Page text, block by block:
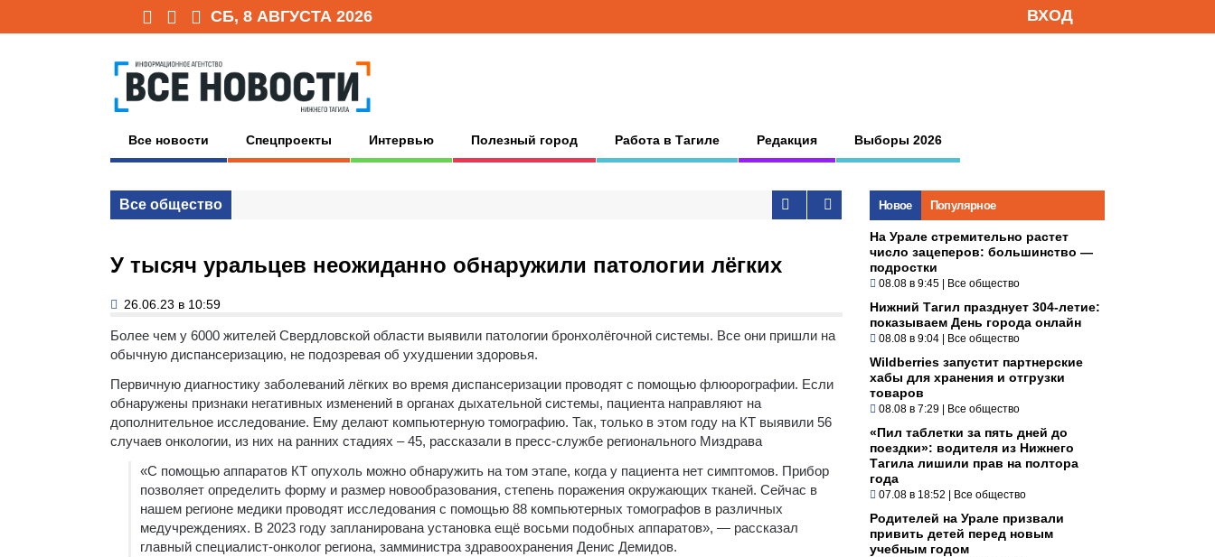
СБ, 8 АВГУСТА 2026 ВХОД
Все новости Спецпроекты Интервью Полезный город Работа в Тагиле Редакция Выборы 2026
Все общество
У тысяч уральцев неожиданно обнаружили патологии лёгких
26.06.23 в 10:59
Более чем у 6000 жителей Свердловской области выявили патологии бронхолёгочной системы. Все они пришли на
обычную диспансеризацию, не подозревая об ухудшении здоровья.
Первичную диагностику заболеваний лёгких во время диспансеризации проводят с помощью флюорографии. Если
обнаружены признаки негативных изменений в органах дыхательной системы, пациента направляют на
дополнительное исследование. Ему делают компьютерную томографию. Так, только в этом году на КТ выявили 56
случаев онкологии, из них на ранних стадиях – 45, рассказали в пресс-службе регионального Миздрава
«С помощью аппаратов КТ опухоль можно обнаружить на том этапе, когда у пациента нет симптомов. Прибор
позволяет определить форму и размер новообразования, степень поражения окружающих тканей. Сейчас в
нашем регионе медики проводят исследования с помощью 88 компьютерных томографов в различных
медучреждениях. В 2023 году запланирована установка ещё восьми подобных аппаратов», — рассказал
главный специалист-онколог региона, замминистра здравоохранения Денис Демидов.
Новое Популярное
На Урале стремительно растет
число зацеперов: большинство —
подростки
08.08 в 9:45 | Все общество
Нижний Тагил празднует 304-летие:
показываем День города онлайн
08.08 в 9:04 | Все общество
Wildberries запустит партнерские
хабы для хранения и отгрузки
товаров
08.08 в 7:29 | Все общество
«Пил таблетки за пять дней до
поездки»: водителя из Нижнего
Тагила лишили прав на полтора
года
07.08 в 18:52 | Все общество
Родителей на Урале призвали
привить детей перед новым
учебным годом